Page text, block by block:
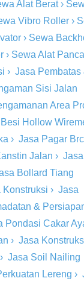
Alat Berat›
Vibro Roller ›
› Sewa
› Sewa Alat
› Jasa Pembatas
Sisi Jalan
Area
Hollow
› Jasa Pagar Brc
Jalan › Jasa
Bollard Tiang
Konstruksi › Jasa
&
Pondasi Cakar
› Jasa
› Jasa Soil Nailing
Lereng ›